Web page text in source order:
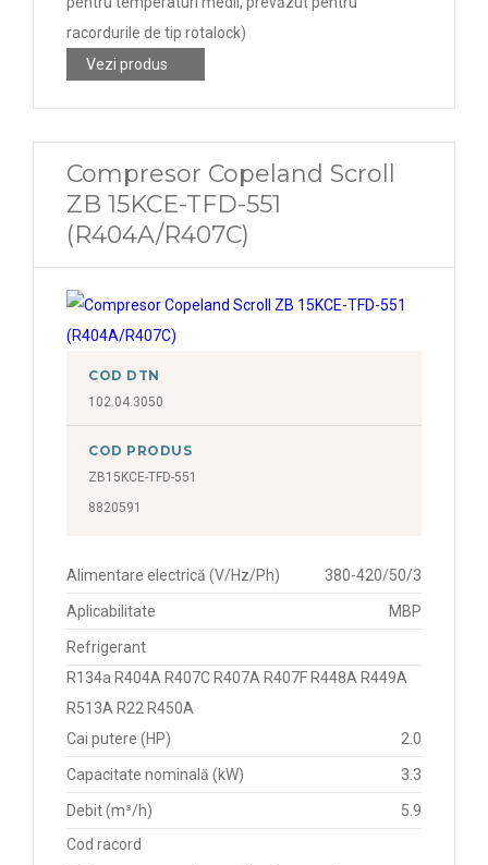
racordurile de tip rotalock)
Vezi produs
Compresor Copeland Scroll
ZB 15KCE-TFD-551
(R404A/R407C)
COD DTN
102.04.3050
COD PRODUS
ZB15KCE-TFD-551
8820591
Alimentare electrică (V/Hz/Ph) 380-420/50/3
Aplicabilitate MBP
Refrigerant
R134a R404A R407C R407A R407F R448A R449A
R513A R22 R450A
Cai putere (HP)
2.0
Capacitate nominală (kW) 3.3
Debit (m³/h)
5.9
Cod racord